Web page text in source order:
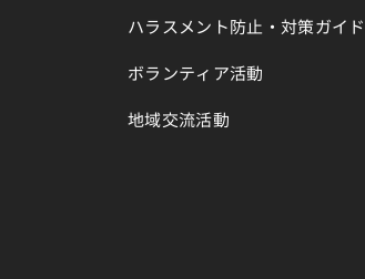
ハラスメント防止・対策ガイ
ボランティア活動
地域交流活動